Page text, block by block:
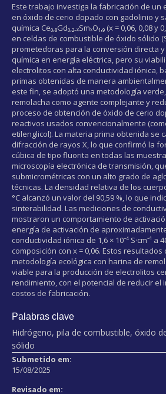
Este trabajo investiga la fabricación de un
en óxido de cerio dopado con gadolinio y
química Ce₀,₈Gd₀,₂₋ₓSmₓO₁,₉ (x = 0,06, 0,08
en celdas de combustible de óxido sólido
prometedoras para la conversión directa
química en energía eléctrica, pero su
electrolitos con alta conductividad iónica,
primas obtenidas de manera
este fin, se adoptó una metodología
remolacha como agente complejante y
proceso de obtención de óxido de cerio
reactivos usados ​​convencionalmente
etilenglicol). La materia prima obtenida se
difracción de rayos X, lo que confirmó la
cúbica de tipo fluorita en todas las
microscopía electrónica de transmisión,
submicrométricas con un alto grado de
técnicas. La densidad relativa de los
°C alcanzó un valor del 90,59 %, lo que
sinterabilidad. Las mediciones de
mostraron un comportamiento de
energía de activación de
conductividad iónica de 1,6 × 10⁻⁴ S·cm⁻¹ a
composición con x = 0,06. Estos
metodología ecológica con harina de
viable para la producción de electrolitos
rendimiento, con el potencial de reducir el
costos de fabricación.
Palabras clave
Hidrógeno, pila de combustible, óxido
sólido
Submetido em:
15/08/2025
Revisado em: